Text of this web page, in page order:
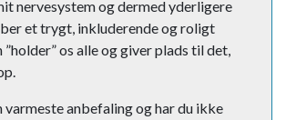
nervesystem og dermed yderligere
et trygt, inkluderende og roligt
”holder” os alle og giver plads til det,
anbefaling og har du ikke